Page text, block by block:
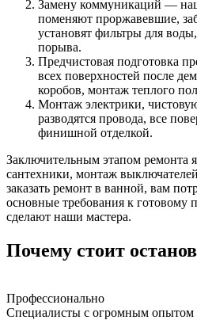
Замену коммуникаций —
поменяют проржавевшие,
установят фильтры для
порыва.
Предчистовая подготовка
всех поверхностей после
коробов, монтаж теплого
Монтаж электрики,
разводятся провода, все
финишной отделкой.
Заключительным этапом ремонта
сантехники, монтаж
заказать ремонт в ванной, вам
основные требования к готовому
сделают наши мастера.
Почему стоит
Профессионально
Специалисты с огромным опытом